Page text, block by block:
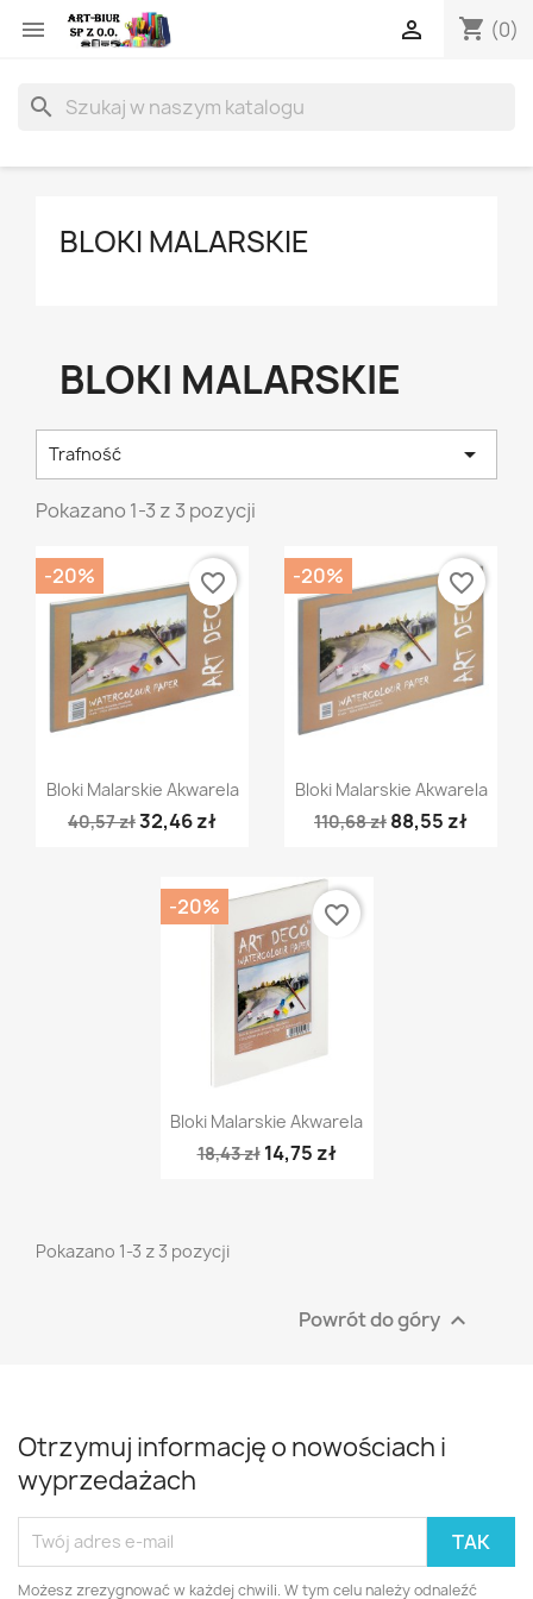
 shopping_cart (0)

search
BLOKI MALARSKIE
BLOKI MALARSKIE
Trafność 
Pokazano 1-3 z 3 pozycji
Szybki podgląd
Bloki Malarskie Akwarela
40,57 zł32,46 zł
-20% favorite_border
Szybki podgląd
Bloki Malarskie Akwarela
110,68 zł 88,55 zł
-20% favorite_border
Szybki podgląd
Bloki Malarskie Akwarela
18,43 zł 14,75 zł
-20% favorite_border
Pokazano 1-3 z 3 pozycji
Powrót do góry 
Otrzymuj informację o nowościach i
wyprzedażach
Możesz zrezygnować w każdej chwili. W tym celu należy odnaleźć